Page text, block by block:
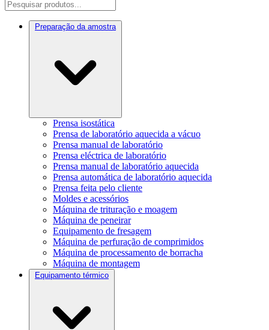
Preparação da amostra
Prensa isostática
Prensa de laboratório aquecida a vácuo
Prensa manual de laboratório
Prensa eléctrica de laboratório
Prensa manual de laboratório aquecida
Prensa automática de laboratório aquecida
Prensa feita pelo cliente
Moldes e acessórios
Máquina de trituração e moagem
Máquina de peneirar
Equipamento de fresagem
Máquina de perfuração de comprimidos
Máquina de processamento de borracha
Máquina de montagem
Equipamento térmico